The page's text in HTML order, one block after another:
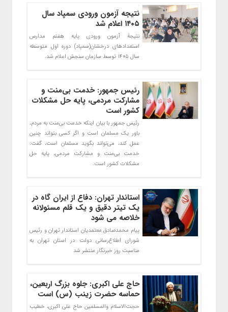
نتیجه آزمون ورودی سمپاد سال
۱۴۰۵ اعلام شد
نتیجۀ آزمون ورودی پایه هفتم مدارس
استعدادهای درخشان(سمپاد) دوره اول متوسطه
سال ۱۴۰۵ توسط سازمان سنجش اعلام شد.
رئیس جمهور: خدمت بی‌منت و
مشارکت مردمی، پایه حل مشکلات
کشور است
رئیس جمهور با بیان اینکه خدمت بی‌منت به مردم،
باور یک مسلمان است و اگر کسی بتواند چنین
عمل کند، می‌تواند بگوید مسلمان است، گفت:
خدمت بی‌منت و مشارکت مردمی، پایه حل
مشکلات کشور است.
استاندار تهران: دفاع از ایران گاه در
یک تیتر دقیق و یک قلم مسئولانه
خلاصه می شود
پیام محمدصادق معتمدیان استاندار تهران و رئیس
شورای اطلاع‌رسانی دولت در استان تهران به
مناسبت روز خبرنگار منتشر شد
حاج‌ علی‌ اکبری: جلوه بزرگ اربعین،
حماسه حضرت زینب (س) است
حجت‌الاسلام والمسلمین حاج علی‌ اکبری، خطیب